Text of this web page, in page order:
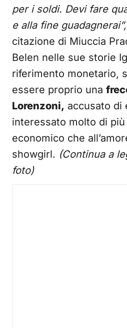
per i soldi. Devi fare
e alla fine guadagnerai”,
citazione di Miuccia
Belen nelle sue storie
riferimento monetario,
essere proprio una
Lorenzoni, accusato di
interessato molto di
economico che
showgirl. (Continua a
foto)